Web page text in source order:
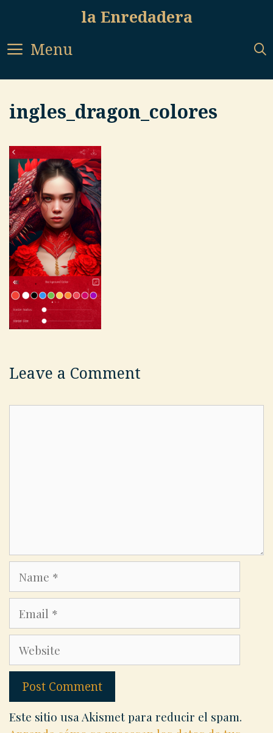
content
la Enredadera
Menu
ingles_dragon_colores
Leave a Comment
Website
Este sitio usa Akismet para reducir el spam.